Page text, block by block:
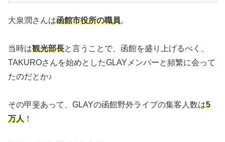
大泉潤さんは函館市役所の職員。
当時は観光部長と言うことで、函館を盛り上げるべく、
TAKUROさんを始めとしたGLAYメンバーと頻繁に会って
たのだとか♪
その甲斐あって、GLAYの函館野外ライブの集客人数は5
万人 ！